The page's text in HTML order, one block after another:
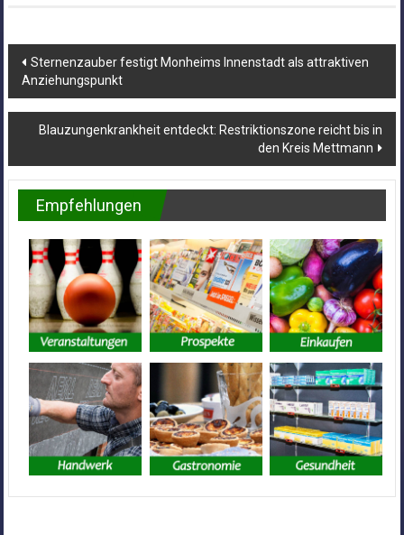
Beitragsnavigation
Sternenzauber festigt Monheims Innenstadt als attraktiven
Anziehungspunkt
Blauzungenkrankheit entdeckt: Restriktionszone reicht bis in
den Kreis Mettmann
Empfehlungen